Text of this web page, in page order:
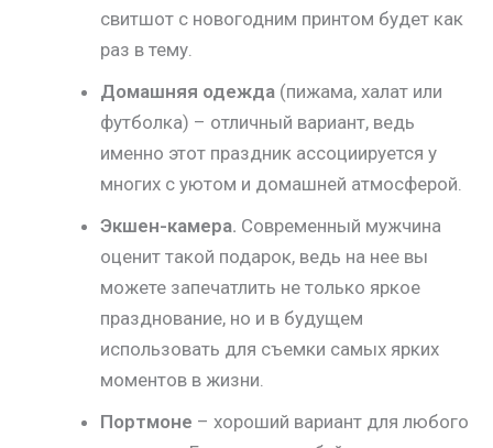
свитшот с новогодним принтом будет как
раз в тему.
Домашняя одежда (пижама, халат или
футболка) – отличный вариант, ведь
именно этот праздник ассоциируется у
многих с уютом и домашней атмосферой.
Экшен-камера. Современный мужчина
оценит такой подарок, ведь на нее вы
можете запечатлить не только яркое
празднование, но и в будущем
использовать для съемки самых ярких
моментов в жизни.
Портмоне – хороший вариант для любого